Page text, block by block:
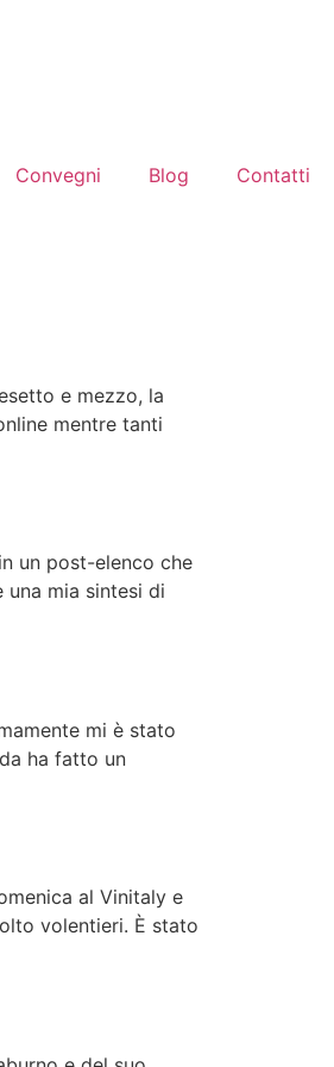
Convegni Blog Contatti
e mezzo, la
mentre tanti
un post-elenco che
una mia sintesi di
mi è stato
ha fatto un
al Vinitaly e
volentieri. È stato